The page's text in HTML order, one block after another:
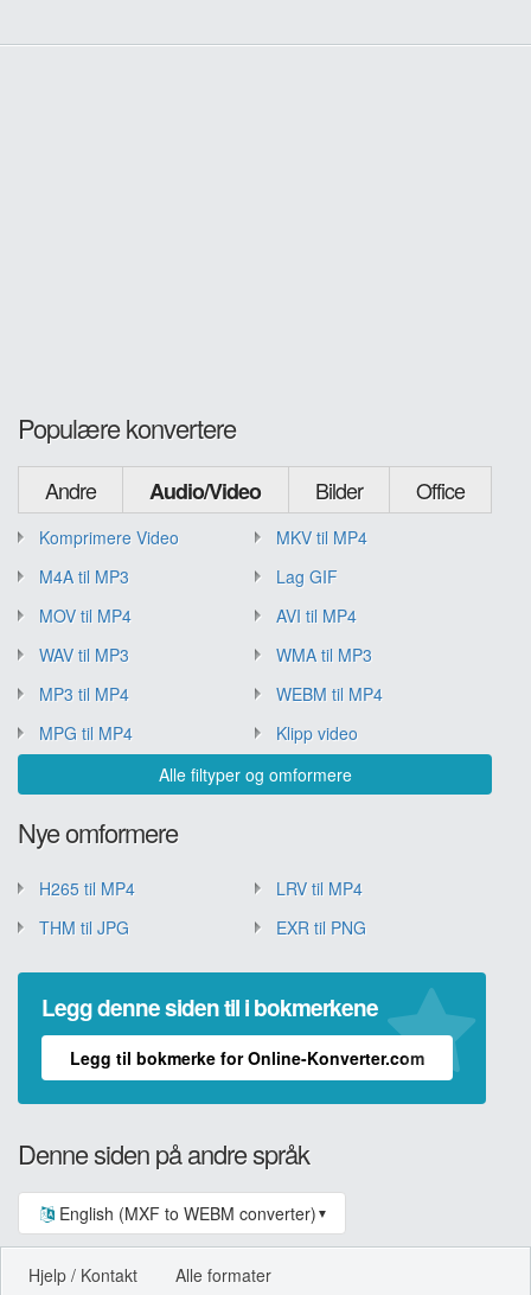
Populære konvertere
Andre Audio/Video Bilder Office
Komprimere Video
MKV til MP4
M4A til MP3
Lag GIF
MOV til MP4
AVI til MP4
WAV til MP3
WMA til MP3
MP3 til MP4
WEBM til MP4
MPG til MP4
Klipp video
Alle filtyper og omformere
Nye omformere
H265 til MP4
LRV til MP4
THM til JPG
EXR til PNG
Legg denne siden til i bokmerkene
Legg til bokmerke for Online-Konverter.com
Denne siden på andre språk
English (MXF to WEBM converter) ▼
Hjelp / Kontakt
Alle formater